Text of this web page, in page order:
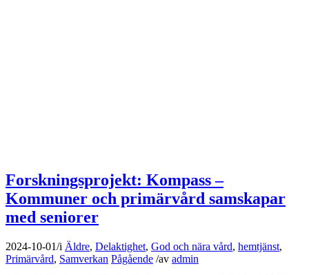
Forskningsprojekt: Kompass –
Kommuner och primärvård samskapar
med seniorer
2024-10-01/i Äldre, Delaktighet, God och nära vård, hemtjänst,
Primärvård, Samverkan Pågående /av admin